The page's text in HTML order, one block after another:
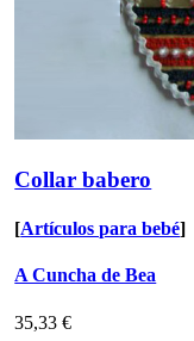
Collar babero
[Artículos para bebé]
A Cuncha de Bea
35,33 €